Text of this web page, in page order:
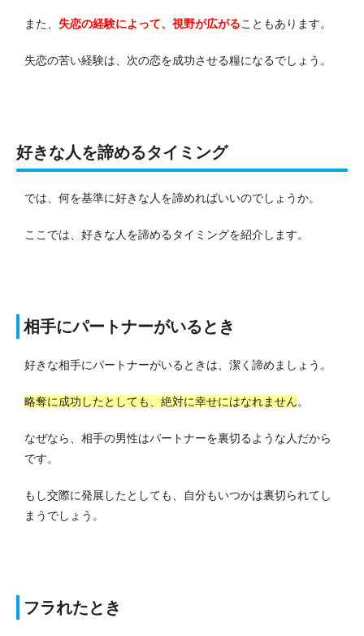
また、 失恋の経験によって、視野が広がることもあります。
失恋の苦い経験は、次の恋を成功させる糧になるでしょう。
好きな人を諦めるタイミング
では、何を基準に好きな人を諦めればいいのでしょうか。
ここでは、好きな人を諦めるタイミングを紹介します。
相手にパートナーがいるとき
好きな相手にパートナーがいるときは、潔く諦めましょう。
略奪に成功したとしても、絶対に幸せにはなれません。
なぜなら、相手の男性はパートナーを裏切るような人だから
です。
もし交際に発展したとしても、自分もいつかは裏切られてし
まうでしょう。
フラれたとき